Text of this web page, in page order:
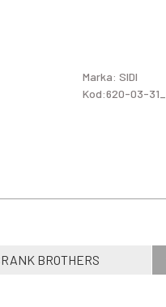
Marka: SIDI
Kod:620-03-
BROTHERS